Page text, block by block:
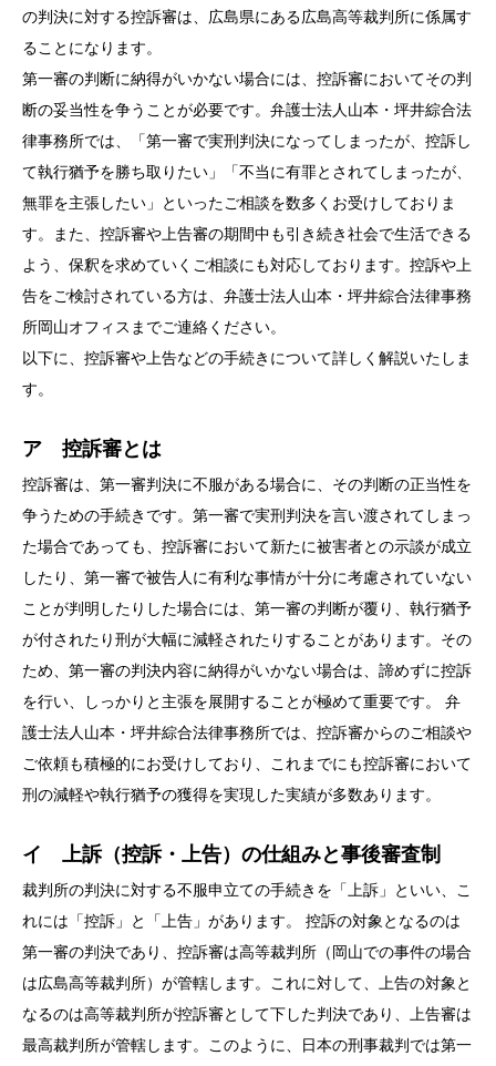
の判決に対する控訴審は、広島県にある広島高等裁判所に係属す
ることになります。
第一審の判断に納得がいかない場合には、控訴審においてその判
断の妥当性を争うことが必要です。弁護士法人山本・坪井綜合法
律事務所では、「第一審で実刑判決になってしまったが、控訴し
て執行猶予を勝ち取りたい」「不当に有罪とされてしまったが、
無罪を主張したい」といったご相談を数多くお受けしておりま
す。また、控訴審や上告審の期間中も引き続き社会で生活できる
よう、保釈を求めていくご相談にも対応しております。控訴や上
告をご検討されている方は、弁護士法人山本・坪井綜合法律事務
所岡山オフィスまでご連絡ください。
以下に、控訴審や上告などの手続きについて詳しく解説いたしま
す。
ア 控訴審とは
控訴審は、第一審判決に不服がある場合に、その判断の正当性を
争うための手続きです。第一審で実刑判決を言い渡されてしまっ
た場合であっても、控訴審において新たに被害者との示談が成立
したり、第一審で被告人に有利な事情が十分に考慮されていない
ことが判明したりした場合には、第一審の判断が覆り、執行猶予
が付されたり刑が大幅に減軽されたりすることがあります。その
ため、第一審の判決内容に納得がいかない場合は、諦めずに控訴
を行い、しっかりと主張を展開することが極めて重要です。 弁
護士法人山本・坪井綜合法律事務所では、控訴審からのご相談や
ご依頼も積極的にお受けしており、これまでにも控訴審において
刑の減軽や執行猶予の獲得を実現した実績が多数あります。
イ 上訴（控訴・上告）の仕組みと事後審査制
裁判所の判決に対する不服申立ての手続きを「上訴」といい、こ
れには「控訴」と「上告」があります。 控訴の対象となるのは
第一審の判決であり、控訴審は高等裁判所（岡山での事件の場合
は広島高等裁判所）が管轄します。これに対して、上告の対象と
なるのは高等裁判所が控訴審として下した判決であり、上告審は
最高裁判所が管轄します。このように、日本の刑事裁判では第一